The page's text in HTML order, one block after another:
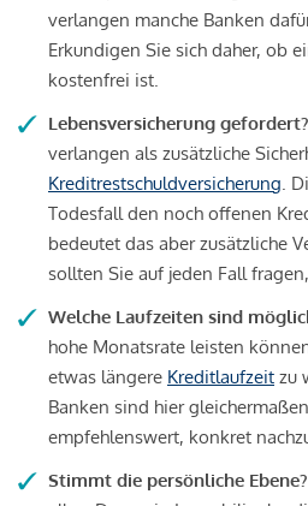
verlangen manche Banken
Erkundigen Sie sich daher, ob
kostenfrei ist.
Lebensversicherung gefordert?
verlangen als zusätzliche
Kreditrestschuldversicherung.
Todesfall den noch offenen
bedeutet das aber zusätzliche
sollten Sie auf jeden Fall
Welche Laufzeiten sind
hohe Monatsrate leisten
etwas längere Kreditlaufzeit zu
Banken sind hier
empfehlenswert, konkret
Stimmt die persönliche Ebene?